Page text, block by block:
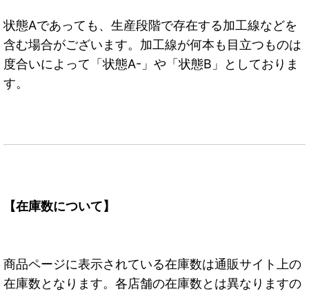
状態Aであっても、生産段階で存在する加工線などを
含む場合がございます。加工線が何本も目立つものは
度合いによって「状態A-」や「状態B」としておりま
す。
【在庫数について】
商品ページに表示されている在庫数は通販サイト上の
在庫数となります。各店舗の在庫数とは異なりますの